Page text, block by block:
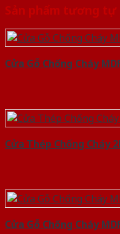
Sản phẩm tương tự
Cửa Gỗ Chống Cháy
Cửa Thép Chống Cháy
Cửa Gỗ Chống Cháy